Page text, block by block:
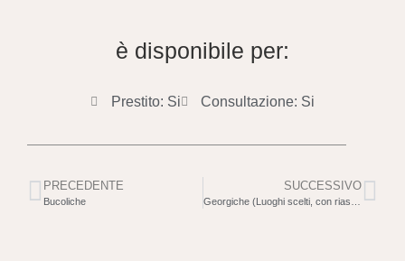
è disponibile per:
Prestito: Si Consultazione: Si
PRECEDENTE
Bucoliche
SUCCESSIVO